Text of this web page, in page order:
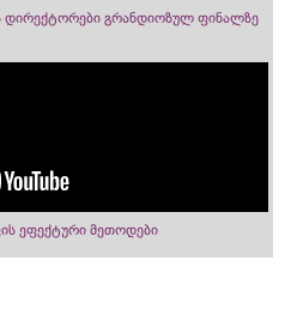
დირექტორები გრანდიოზულ ფინალზე
ეფექტური მეთოდები